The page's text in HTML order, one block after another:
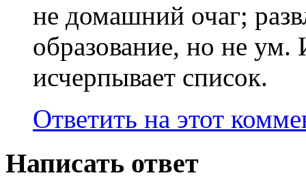
не домашний очаг;
образование, но не ум.
исчерпывает список.
Ответить на этот
Написать ответ